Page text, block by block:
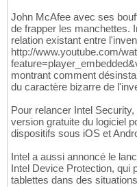
John McAfee avec ses
de frapper les manchettes.
relation existant entre
http://www.youtube.com/
montrant comment
du caractère bizarre de
Pour relancer Intel
version gratuite du logiciel
dispositifs sous iOS et
Intel a aussi annoncé le
Intel Device Protection, qui
tablettes dans des